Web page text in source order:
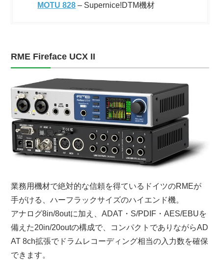
MOTU 828 – Supernice!DTM機材
RME Fireface UCX II
業務用機材で絶対的な信頼を得ているドイツのRMEが
手がける、ハーフラックサイズのハイエンド機。
アナログ8in/8outに加え、ADAT・S/PDIF・AES/EBUを
備えた20in/20outの構成で、コンパクトでありながらAD
AT 8ch拡張でドラムレコーディング相当の入力数を確保
できます。